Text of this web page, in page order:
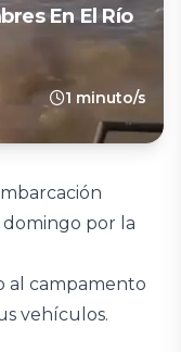
En El Río
1 minuto/s
por la
al campamento
vehículos.